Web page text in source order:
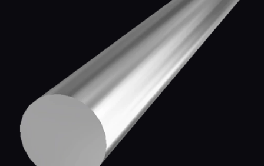
УСЛУГИ
КОНТАКТЫ
СПЕЦПРЕДЛОЖЕНИЕ